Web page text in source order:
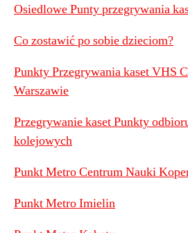
Osiedlowe Punty przegrywania
Co zostawić po sobie dzieciom?
Punkty Przegrywania kaset VHS
Warszawie
Przegrywanie kaset Punkty
kolejowych
Punkt Metro Centrum Nauki
Punkt Metro Imielin